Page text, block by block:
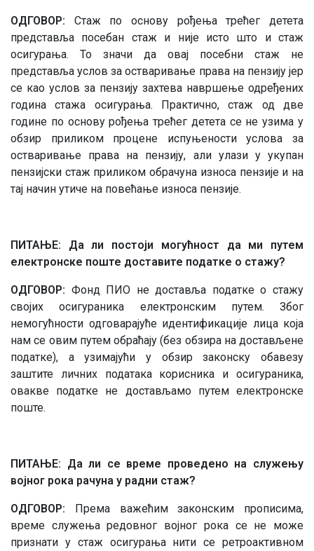
ОДГОВОР: Стаж по основу рођења трећег детета
представља посебан стаж и није исто што и стаж
осигурања. То значи да овај посебни стаж не
представља услов за остваривање права на пензију јер
се као услов за пензију захтева навршење одређених
година стажа осигурања. Практично, стаж од две
године по основу рођења трећег детета се не узима у
обзир приликом процене испуњености услова за
остваривање права на пензију, али улази у укупан
пензијски стаж приликом обрачуна износа пензије и на
тај начин утиче на повећање износа пензије.
ПИТАЊЕ: Да ли постоји могућност да ми путем
електронске поште доставите податке о стажу?
ОДГОВОР: Фонд ПИО не доставља податке о стажу
својих осигураника електронским путем. Због
немогућности одговарајуће идентификације лица која
нам се овим путем обраћају (без обзира на достављене
податке), а узимајући у обзир законску обавезу
заштите личних података корисника и осигураника,
овакве податке не достављамо путем електронске
поште.
ПИТАЊЕ: Да ли се време проведено на служењу
војног рока рачуна у радни стаж?
ОДГОВОР: Према важећим законским прописима,
време служења редовног војног рока се не може
признати у стаж осигурања нити се ретроактивном